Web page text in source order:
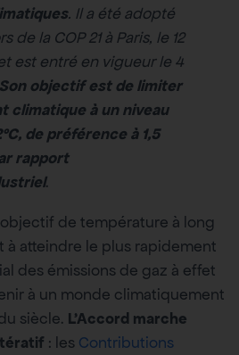
. Il a été adopté
de la COP 21 à Paris, le 12
est entré en vigueur le 4
Son objectif est de limiter
climatique à un niveau
de préférence à 1,5
rapport
.
de température à long
à atteindre le plus rapidement
des émissions de gaz à effet
à un monde climatiquement
siècle. L’Accord marche
: les Contributions